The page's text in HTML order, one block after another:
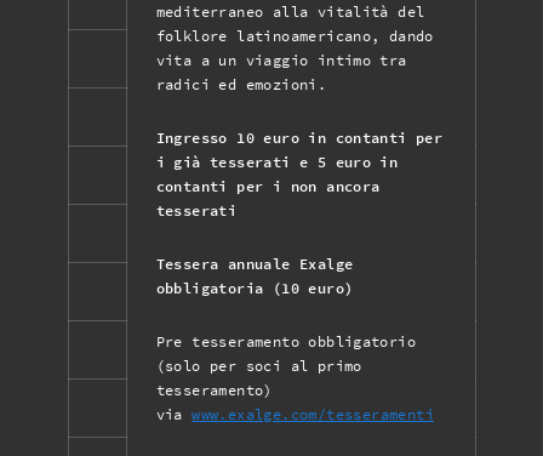
mediterraneo alla vitalità del
folklore latinoamericano, dando
vita a un viaggio intimo tra
radici ed emozioni.
Ingresso 10 euro in contanti per
i già tesserati e 5 euro in
contanti per i non ancora
tesserati
Tessera annuale Exalge
obbligatoria (10 euro)
Pre tesseramento obbligatorio
(solo per soci al primo
tesseramento)
viawww.exalge.com/tesseramenti